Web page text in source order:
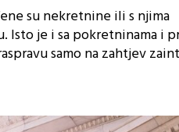
su nekretnine ili s njima
Isto je i sa pokretninama i
samo na zahtjev